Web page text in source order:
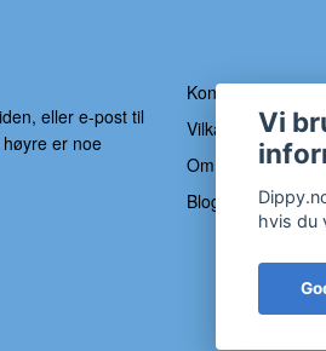
eller e-post til
er noe
Kontakt
Vilkår og
Om Dippy
Blogg
Vi
hvis du